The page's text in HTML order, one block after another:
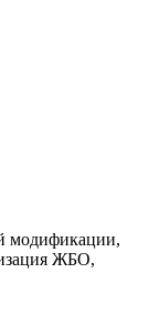
модификации,
ЖБО,